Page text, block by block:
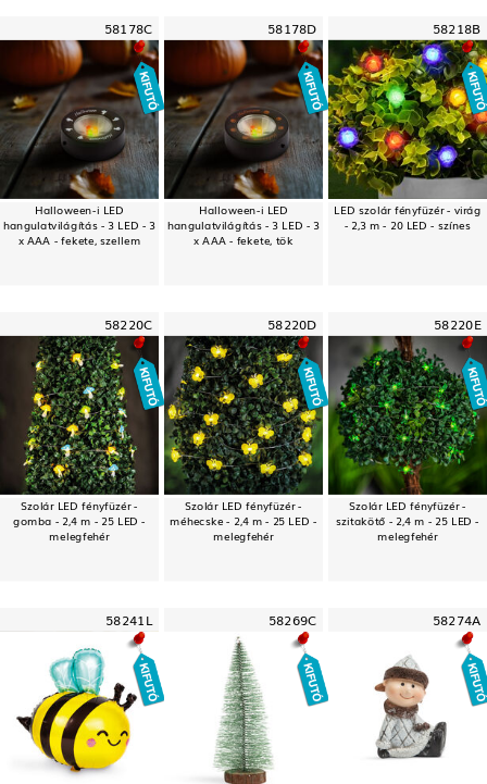
58178C
Halloween-i LED
hangulatvilágítás - 3 LED - 3
x AAA - fekete, szellem
58178D
Halloween-i LED
hangulatvilágítás - 3 LED - 3
x AAA - fekete, tök
58218B
LED szolár fényfüzér - virág
- 2,3 m - 20 LED - színes
58220C
Szolár LED fényfüzér -
gomba - 2,4 m - 25 LED -
melegfehér
58220D
Szolár LED fényfüzér -
méhecske - 2,4 m - 25 LED -
melegfehér
58220E
Szolár LED fényfüzér -
szitakötő - 2,4 m - 25 LED -
melegfehér
58241L 58269C 58274A